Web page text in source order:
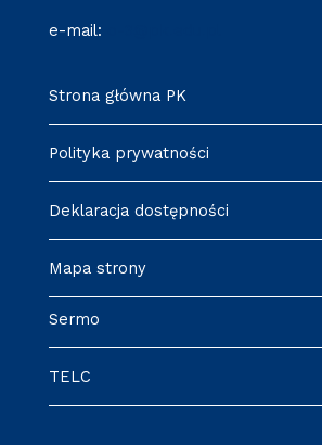
e-mail:
Strona główna PK
Polityka prywatności
Deklaracja dostępności
Mapa strony
Sermo
TELC